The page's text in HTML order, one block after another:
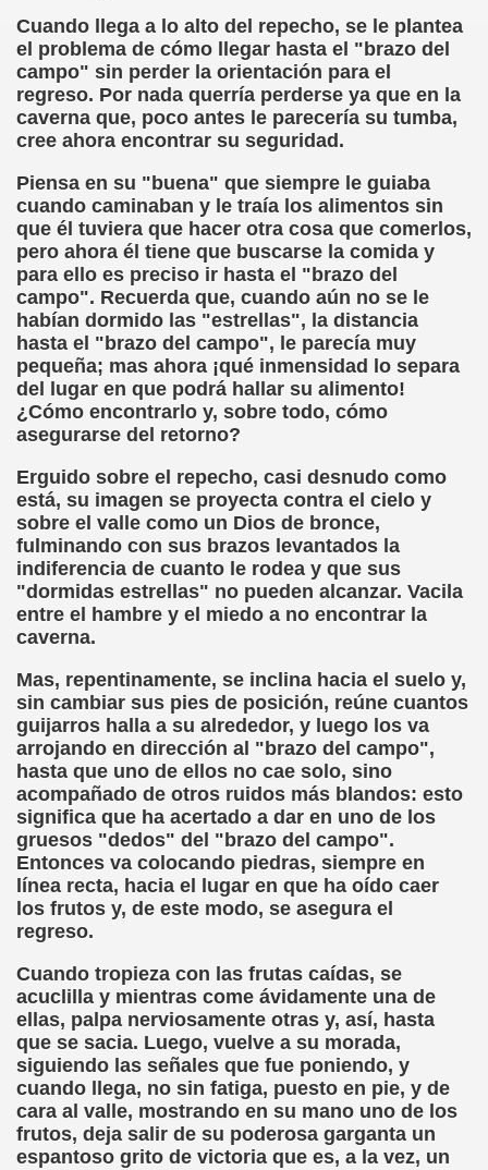
Cuando llega a lo alto del repecho, se le plantea
el problema de cómo llegar hasta el "brazo del
campo" sin perder la orientación para el
regreso. Por nada querría perderse ya que en la
caverna que, poco antes le parecería su tumba,
cree ahora encontrar su seguridad.
Piensa en su "buena" que siempre le guiaba
cuando caminaban y le traía los alimentos sin
que él tuviera que hacer otra cosa que comerlos,
pero ahora él tiene que buscarse la comida y
para ello es preciso ir hasta el "brazo del
campo". Recuerda que, cuando aún no se le
habían dormido las "estrellas", la distancia
hasta el "brazo del campo", le parecía muy
pequeña; mas ahora ¡qué inmensidad lo separa
del lugar en que podrá hallar su alimento!
¿Cómo encontrarlo y, sobre todo, cómo
asegurarse del retorno?
Erguido sobre el repecho, casi desnudo como
está, su imagen se proyecta contra el cielo y
sobre el valle como un Dios de bronce,
fulminando con sus brazos levantados la
indiferencia de cuanto le rodea y que sus
"dormidas estrellas" no pueden alcanzar. Vacila
entre el hambre y el miedo a no encontrar la
caverna.
Mas, repentinamente, se inclina hacia el suelo y,
sin cambiar sus pies de posición, reúne cuantos
guijarros halla a su alrededor, y luego los va
arrojando en dirección al "brazo del campo",
hasta que uno de ellos no cae solo, sino
acompañado de otros ruidos más blandos: esto
significa que ha acertado a dar en uno de los
gruesos "dedos" del "brazo del campo".
Entonces va colocando piedras, siempre en
línea recta, hacia el lugar en que ha oído caer
los frutos y, de este modo, se asegura el
regreso.
Cuando tropieza con las frutas caídas, se
acuclilla y mientras come ávidamente una de
ellas, palpa nerviosamente otras y, así, hasta
que se sacia. Luego, vuelve a su morada,
siguiendo las señales que fue poniendo, y
cuando llega, no sin fatiga, puesto en pie, y de
cara al valle, mostrando en su mano uno de los
frutos, deja salir de su poderosa garganta un
espantoso grito de victoria que es, a la vez, un
con el Tacto; una Sutil Diferencia (Fini Sarrió)
Rodríguez (Francesc Miñana)
Jesús Cañamares)
Baja Visión, del Libro Nada sobre Nosotros sin
la Franqueza (Sergio Gay Laudes)
Companyia de Músics Cecs en 1647 (Arxiu Històric de
Ordóñez)
2018 (Comisión Braille Latinoamericana)
Iberoamericana del Braille, 1999 (Pedro A. Zurita
(Jesús Alberto Gil Pardo)
Lucía (Cat Yuste)
con Pedro Zurita, 14-06-2005 (Transcriptor
(Félix Gende Río)
Moese y Javier Fran)
Mis Sentidos (Eutiquio Cabrerizo)
ciego, elpais.com, 03-02-2008 (Juan José Millás)
(Juan José Millás)
(José Molina Torres)
(José Molina Torres)
San Luis Gonzaga de la ONCE (José Molina Torres)
(Andrea Muñoz Fernández)
Jesús Cañamares Muñoz)
Muñoz)